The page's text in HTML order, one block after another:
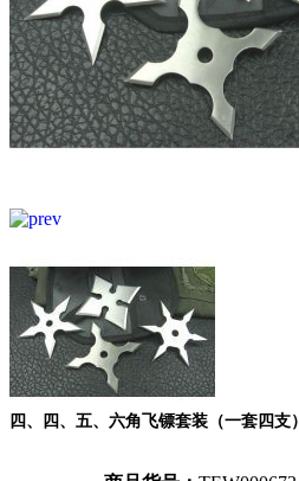
四、四、五、六角飞镖套装（一套四支